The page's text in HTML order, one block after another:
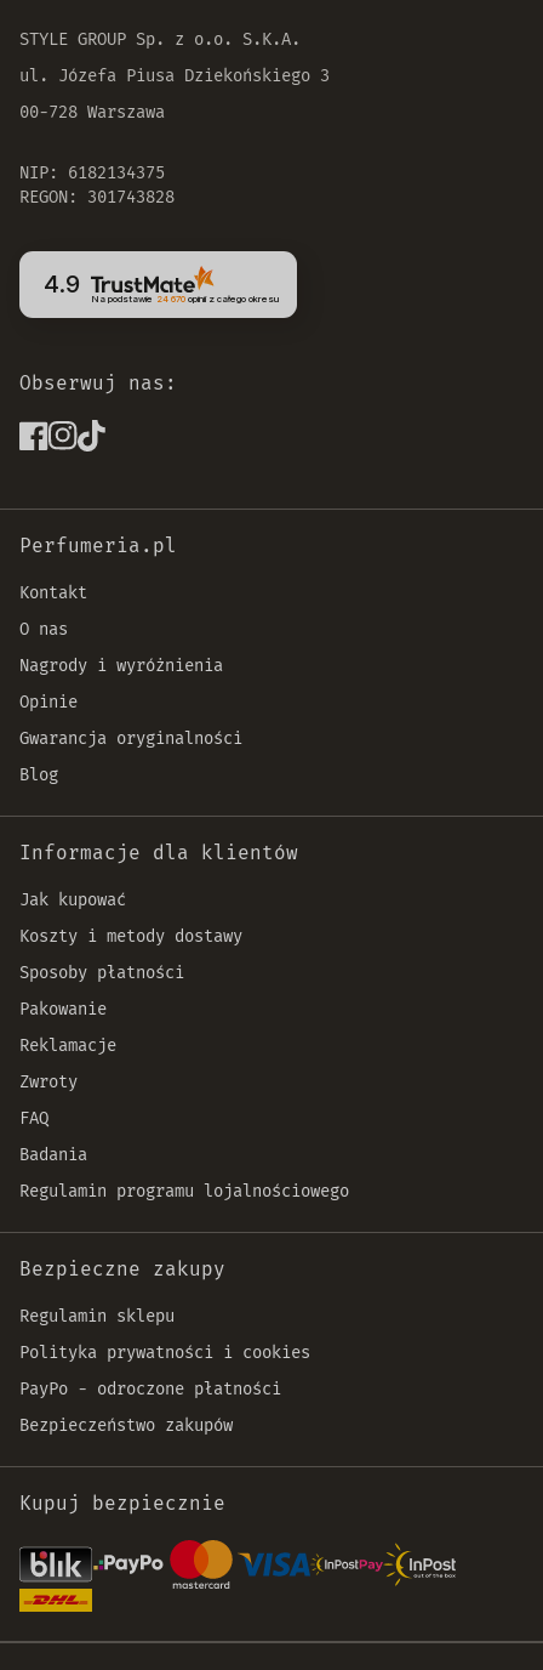
STYLE GROUP Sp. z o.o. S.K.A.
ul. Józefa Piusa Dziekońskiego 3
00-728 Warszawa
NIP: 6182134375
REGON: 301743828
4.9
Na podstawie 24 670opinii z całego okresu
Obserwuj nas:
Perfumeria.pl
Kontakt
O nas
Nagrody i wyróżnienia
Opinie
Gwarancja oryginalności
Blog
Informacje dla klientów
Jak kupować
Koszty i metody dostawy
Sposoby płatności
Pakowanie
Reklamacje
Zwroty
FAQ
Badania
Regulamin programu lojalnościowego
Bezpieczne zakupy
Regulamin sklepu
Polityka prywatności i cookies
PayPo - odroczone płatności
Bezpieczeństwo zakupów
Kupuj bezpiecznie